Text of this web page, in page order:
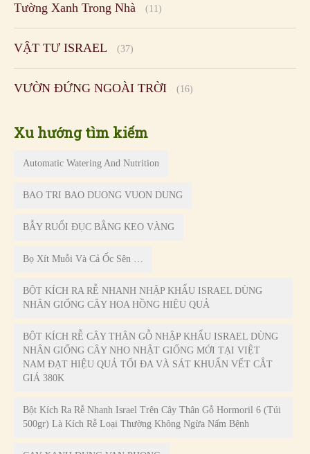
Tường Xanh Trong Nhà (11)
VẬT TƯ ISRAEL (37)
VƯỜN ĐỨNG NGOÀI TRỜI (16)
Xu hướng tìm kiếm
Automatic Watering And Nutrition
BAO TRI BAO DUONG VUON DUNG
BẪY RUỔI ĐỤC BẰNG KEO VÀNG
Bọ Xít Muỗi Và Cả Ốc Sên …
BỘT KÍCH RA RỄ NHANH NHẬP KHẨU ISRAEL DÙNG
NHÂN GIỐNG CÂY HOA HỒNG HIỆU QUẢ
BỘT KÍCH RỄ CÂY THÂN GỖ NHẬP KHẨU ISRAEL DÙNG
NHÂN GIỐNG CÂY NHO NHẬT GIỐNG MỚI TẠI VIỆT
NAM ĐẠT HIỆU QUẢ TỐI ĐA VÀ SÁT KHUẨN VẾT CẮT
GIÁ 380K
Bột Kích Ra Rễ Nhanh Israel Trên Cây Thân Gỗ Hormoril 6 (Túi
500gr) Là Kích Rễ Loại Thường Không Ngừa Nấm Bệnh